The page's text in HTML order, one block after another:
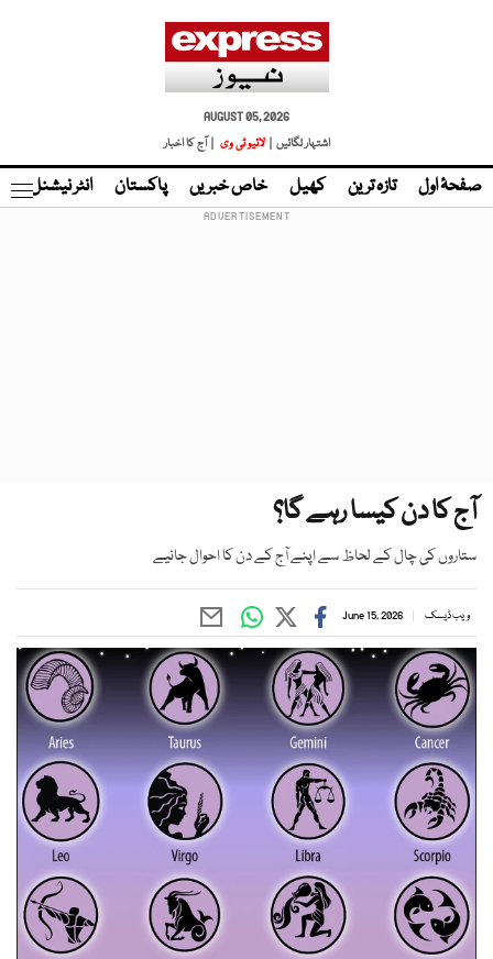
AUGUST 05, 2026
اشتہار لگائیں |
لائیو ٹی وی | آج کا اخبار
صفحۂ اول تازہ ترین کھیل خاص خبریں پاکستان انٹر نیشنل
آج کا دن کیسا رہے گا؟
ستاروں کی چال کے لحاظ سے اپنے آج کے دن کا احوال جانیے
ویب ڈیسک June 15, 2026